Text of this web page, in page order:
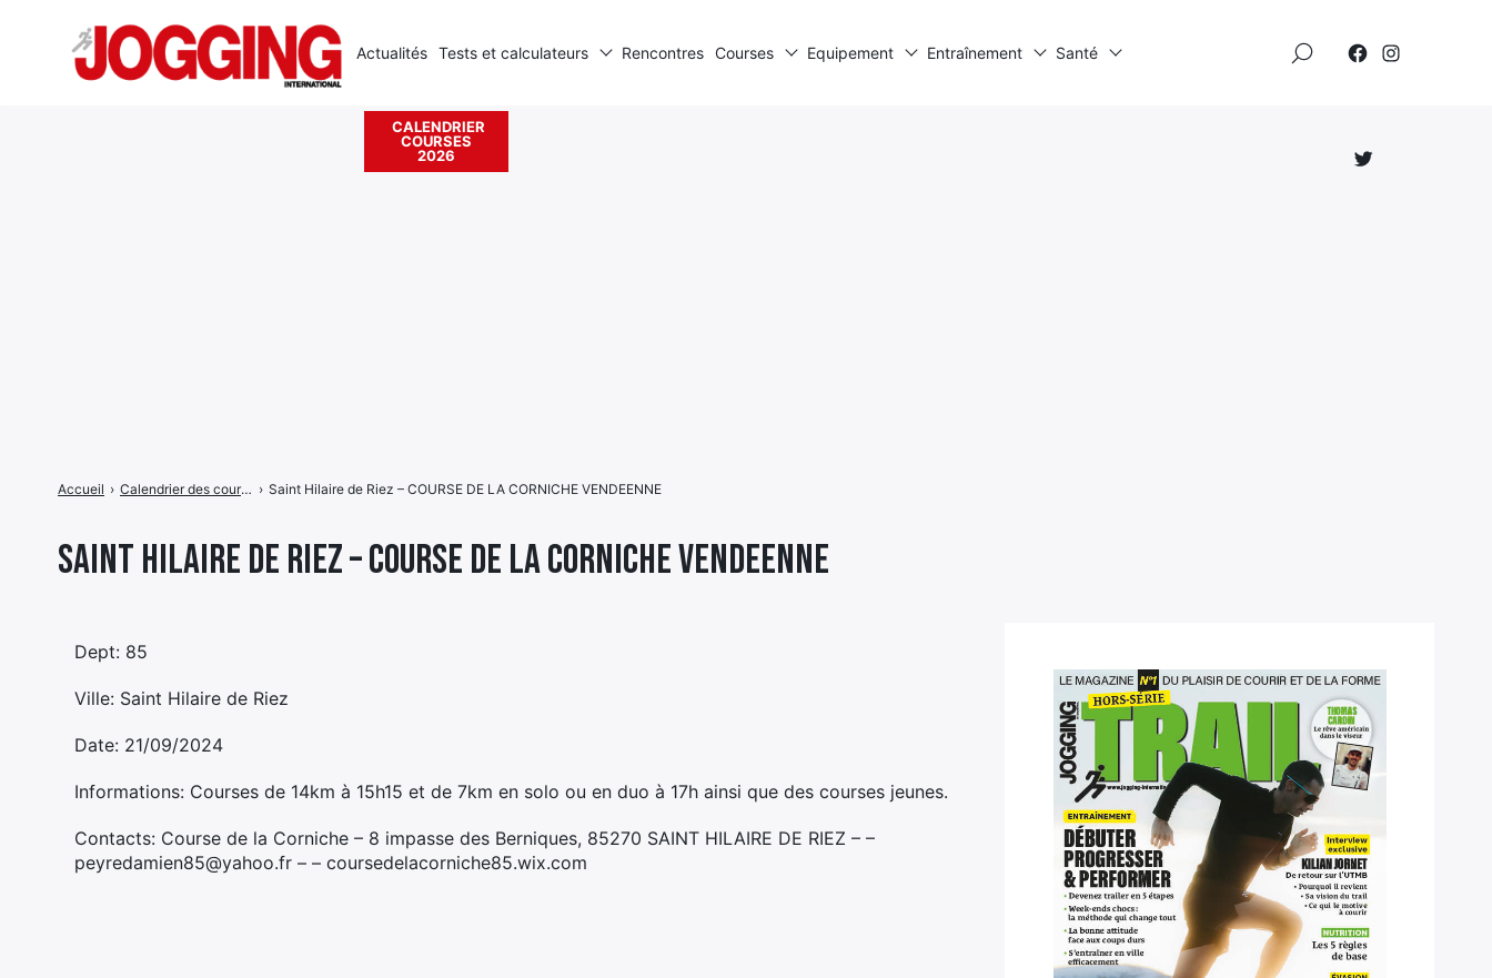
Saint Hilaire de Riez – COURSE DE LA CORNICHE VENDEENNE
Accueil › Calendrier des courses › Saint Hilaire de Riez – COURSE DE LA CORNICHE VENDEENNE
Dept: 85
Ville: Saint Hilaire de Riez
Date: 21/09/2024
Informations: Courses de 14km à 15h15 et de 7km en solo ou en duo à 17h ainsi que des courses jeunes.
Contacts: Course de la Corniche – 8 impasse des Berniques, 85270 SAINT HILAIRE DE RIEZ – –
peyredamien85@yahoo.fr – – coursedelacorniche85.wix.com
Actualités Tests et calculateurs Rencontres Courses Equipement Entraînement Santé
CALENDRIER
COURSES
2026
Élément
Rechercher